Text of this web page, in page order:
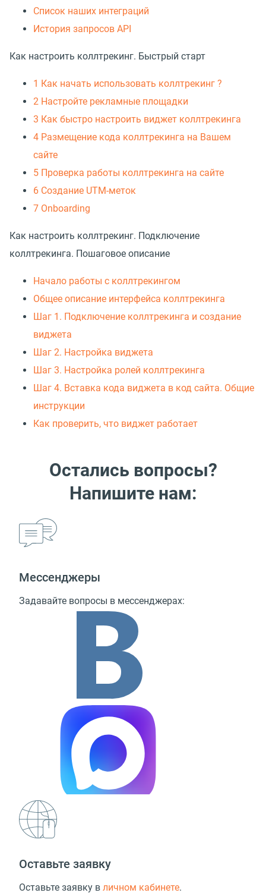
Список наших интеграций
История запросов API
Как настроить коллтрекинг. Быстрый старт
1 Как начать использовать коллтрекинг ?
2 Настройте рекламные площадки
3 Как быстро настроить виджет коллтрекинга
4 Размещение кода коллтрекинга на Вашем
сайте
5 Проверка работы коллтрекинга на сайте
6 Создание UTM-меток
7 Onboarding
Как настроить коллтрекинг. Подключение
коллтрекинга. Пошаговое описание
Начало работы с коллтрекингом
Общее описание интерфейса коллтрекинга
Шаг 1. Подключение коллтрекинга и создание
виджета
Шаг 2. Настройка виджета
Шаг 3. Настройка ролей коллтрекинга
Шаг 4. Вставка кода виджета в код сайта. Общие
инструкции
Как проверить, что виджет работает
Остались вопросы?
Напишите нам:
Мессенджеры
Задавайте вопросы в мессенджерах:
Оставьте заявку
Оставьте заявку в личном кабинете.